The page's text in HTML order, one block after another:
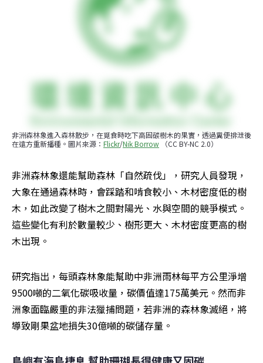
非洲森林象進入森林散步，在覓食時吃下高固碳樹木的果實，透過糞便排泄後
在遠方重新播種。圖片來源： Flickr/Nik Borrow （CC BY-NC 2.0）
非洲森林象還能幫助森林「自然疏伐」，研究人員發現，
大象在通過森林時，會踩踏和啃食較小、木材密度低的樹
木，如此改變了樹木之間對陽光、水與空間的競爭模式。
這些變化有利於數量較少、樹形更大、木材密度更高的樹
木出現。
研究指出，每頭森林象能幫助中非洲雨林每平方公里淨增
9500噸的二氧化碳吸收量，碳價值達175萬美元。然而非
洲象面臨嚴重的非法獵捕問題，若非洲的森林象滅絕，將
導致剛果盆地損失30億噸的碳儲存量。